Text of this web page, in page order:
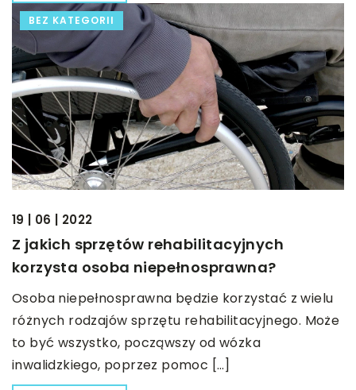
BEZ KATEGORII
19 | 06 | 2022
Z jakich sprzętów rehabilitacyjnych
korzysta osoba niepełnosprawna?
Osoba niepełnosprawna będzie korzystać z wielu
różnych rodzajów sprzętu rehabilitacyjnego. Może
to być wszystko, począwszy od wózka
inwalidzkiego, poprzez pomoc […]